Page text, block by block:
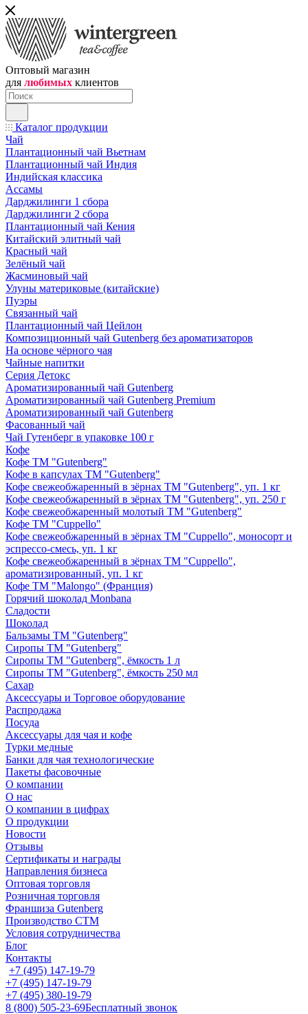
Оптовый магазин
для любимых клиентов
Каталог продукции
Чай
Плантационный чай Вьетнам
Плантационный чай Индия
Индийская классика
Ассамы
Дарджилинги 1 сбора
Дарджилинги 2 сбора
Плантационный чай Кения
Китайский элитный чай
Красный чай
Зелёный чай
Жасминовый чай
Улуны материковые (китайские)
Пуэры
Связанный чай
Плантационный чай Цейлон
Композиционный чай Gutenberg без ароматизаторов
На основе чёрного чая
Чайные напитки
Серия Детокс
Ароматизированный чай Gutenberg
Ароматизированный чай Gutenberg Premium
Ароматизированный чай Gutenberg
Фасованный чай
Чай Гутенберг в упаковке 100 г
Кофе
Кофе ТМ "Gutenberg"
Кофе в капсулах ТМ "Gutenberg"
Кофе свежеобжаренный в зёрнах ТМ "Gutenberg", уп. 1 кг
Кофе свежеобжаренный в зёрнах ТМ "Gutenberg", уп. 250 г
Кофе свежеобжаренный молотый ТМ "Gutenberg"
Кофе ТМ "Cuppello"
Кофе свежеобжаренный в зёрнах ТМ "Cuppello", моносорт и
эспрессо-смесь, уп. 1 кг
Кофе свежеобжаренный в зёрнах ТМ "Cuppello",
ароматизированный, уп. 1 кг
Кофе ТМ "Malongo" (Франция)
Горячий шоколад Monbana
Сладости
Шоколад
Бальзамы ТМ "Gutenberg"
Сиропы ТМ "Gutenberg"
Сиропы ТМ "Gutenberg", ёмкость 1 л
Сиропы ТМ "Gutenberg", ёмкость 250 мл
Сахар
Аксессуары и Торговое оборудование
Распродажа
Посуда
Аксессуары для чая и кофе
Турки медные
Банки для чая технологические
Пакеты фасовочные
О компании
О нас
О компании в цифрах
О продукции
Новости
Отзывы
Сертификаты и награды
Направления бизнеса
Оптовая торговля
Розничная торговля
Франшиза Gutenberg
Производство СТМ
Условия сотрудничества
Блог
Контакты
+7 (495) 147-19-79
+7 (495) 147-19-79
+7 (495) 380-19-79
8 (800) 505-23-69Бесплатный звонок